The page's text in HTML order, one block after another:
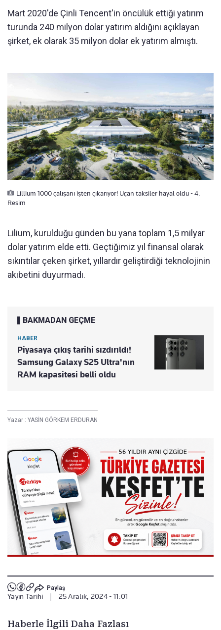
Mart 2020'de Çinli Tencent'in öncülük ettiği yatırım
turunda 240 milyon dolar yatırım aldığını açıklayan
şirket, ek olarak 35 milyon dolar ek yatırım almıştı.
Lillium 1000 çalışanı işten çıkarıyor! Uçan taksiler hayal oldu - 4.
Resim
Lilium, kurulduğu günden bu yana toplam 1,5 milyar
dolar yatırım elde etti. Geçtiğimiz yıl finansal olarak
sıkıntılar çeken şirket, yıllardır geliştirdiği teknolojinin
akıbetini duyurmadı.
BAKMADAN GEÇME
HABER
Piyasaya çıkış tarihi sızdırıldı!
Samsung Galaxy S25 Ultra'nın
RAM kapasitesi belli oldu
Yazar : YASİN GÖRKEM ERDURAN
Paylaş
Yayın Tarihi 25 Aralık, 2024 - 11:01
Haberle İlgili Daha Fazlası